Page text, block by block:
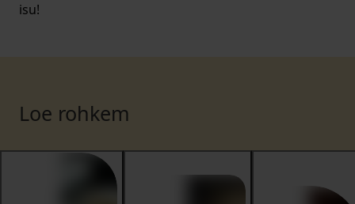
isu!
Loe rohkem